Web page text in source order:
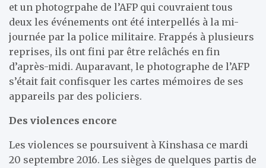
et un photogrpahe de l’AFP qui couvraient tous
deux les événements ont été interpellés à la mi-
journée par la police militaire. Frappés à plusieurs
reprises, ils ont fini par être relâchés en fin
d’après-midi. Auparavant, le photographe de l’AFP
s’était fait confisquer les cartes mémoires de ses
appareils par des policiers.
Des violences encore
Les violences se poursuivent à Kinshasa ce mardi
20 septembre 2016. Les sièges de quelques partis de